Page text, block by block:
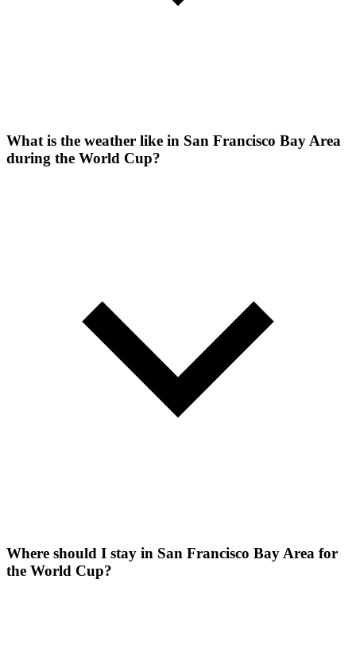
What is the weather like in San Francisco Bay Area
during the World Cup?
Where should I stay in San Francisco Bay Area for
the World Cup?